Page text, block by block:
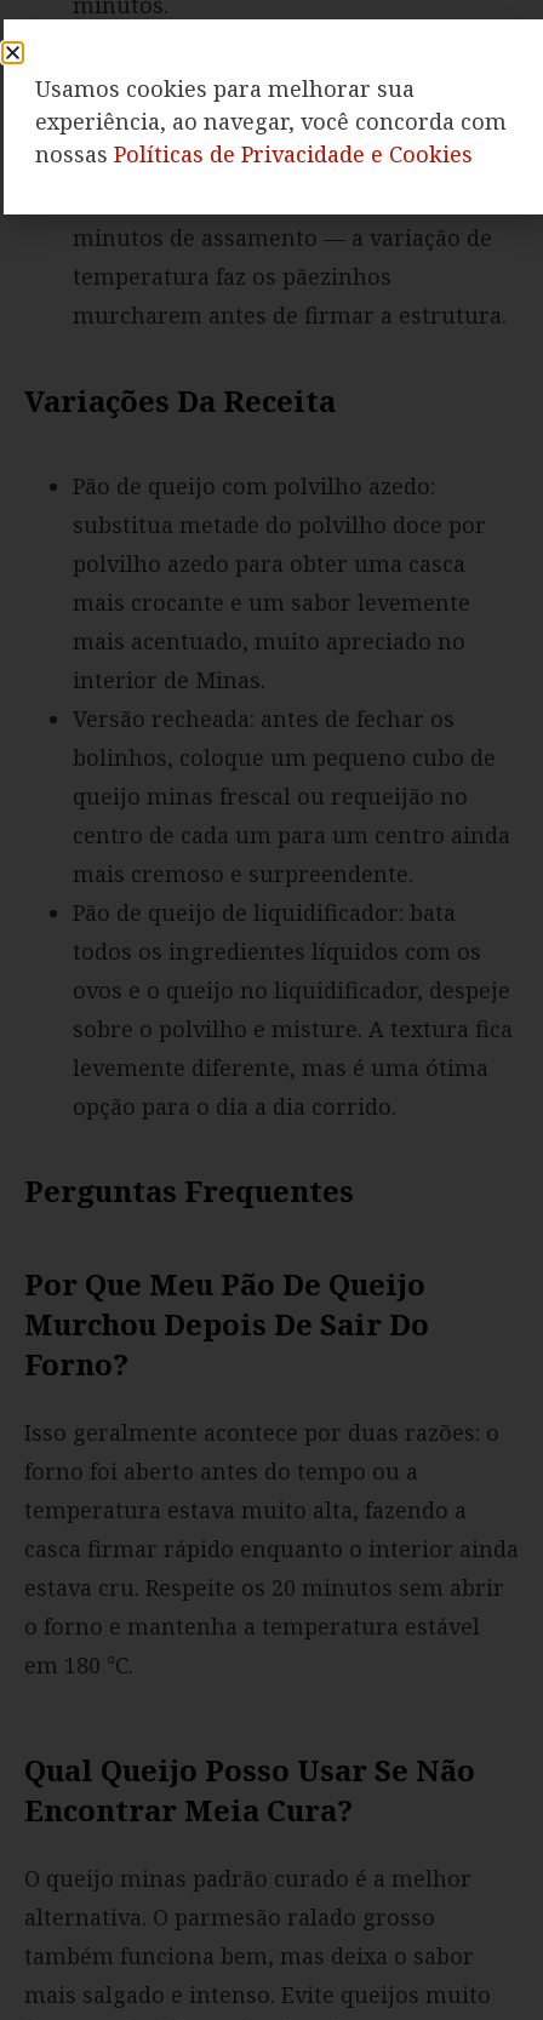
modelar, adicione uma ou duas colheres
de sopa de polvilho doce extra e misture
bem antes de tentar enrolar novamente.
minutos de assamento — a variação de
temperatura faz os pãezinhos
murcharem antes de firmar a estrutura.
Variações Da Receita
Pão de queijo com polvilho azedo:
substitua metade do polvilho doce por
polvilho azedo para obter uma casca
mais crocante e um sabor levemente
mais acentuado, muito apreciado no
interior de Minas.
Versão recheada: antes de fechar os
bolinhos, coloque um pequeno cubo de
queijo minas frescal ou requeijão no
centro de cada um para um centro ainda
mais cremoso e surpreendente.
Pão de queijo de liquidificador: bata
todos os ingredientes líquidos com os
ovos e o queijo no liquidificador, despeje
sobre o polvilho e misture. A textura fica
levemente diferente, mas é uma ótima
opção para o dia a dia corrido.
Perguntas Frequentes
Por Que Meu Pão De Queijo
Murchou Depois De Sair Do
Forno?
Isso geralmente acontece por duas razões: o
forno foi aberto antes do tempo ou a
temperatura estava muito alta, fazendo a
casca firmar rápido enquanto o interior ainda
estava cru. Respeite os 20 minutos sem abrir
o forno e mantenha a temperatura estável
em 180 °C.
Qual Queijo Posso Usar Se Não
Encontrar Meia Cura?
O queijo minas padrão curado é a melhor
alternativa. O parmesão ralado grosso
também funciona bem, mas deixa o sabor
mais salgado e intenso. Evite queijos muito
Usamos cookies para melhorar sua
experiência, ao navegar, você concorda com
nossas Políticas de Privacidade e Cookies